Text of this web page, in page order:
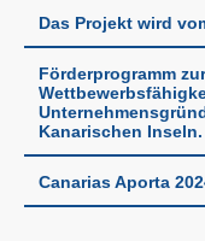
Das Projekt wird
Förderprogramm
Kanarischen Inseln.
Canarias Aporta